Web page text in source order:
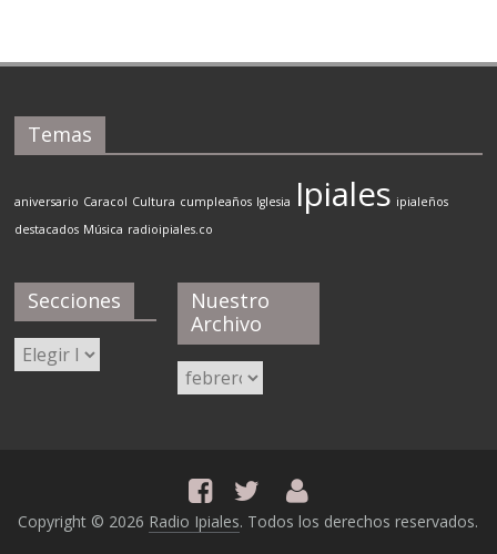
Temas
aniversario Caracol Cultura cumpleaños Iglesia Ipiales ipialeños
destacados Música radioipiales.co
Secciones
Secciones
Nuestro
Archivo
Nuestro
Archivo
Copyright © 2026 Radio Ipiales. Todos los derechos reservados.